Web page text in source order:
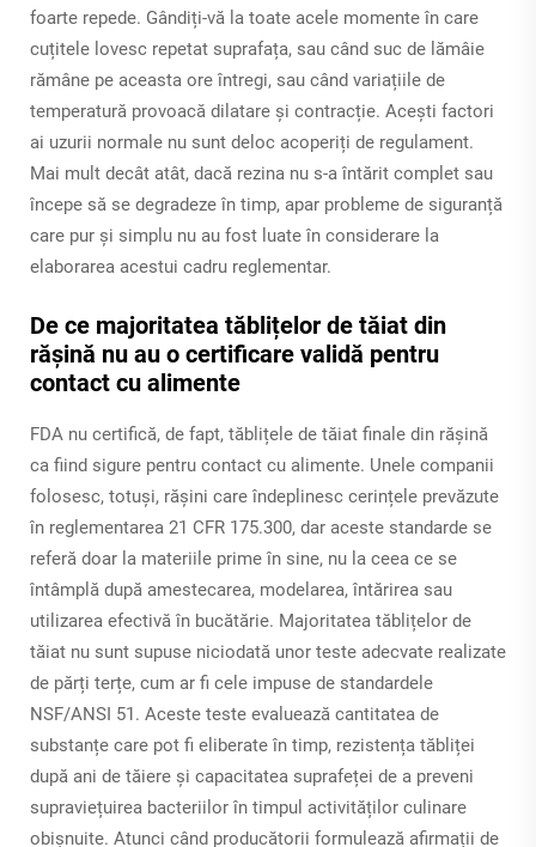
foarte repede. Gândiți-vă la toate acele momente în care
cuțitele lovesc repetat suprafața, sau când suc de lămâie
rămâne pe aceasta ore întregi, sau când variațiile de
temperatură provoacă dilatare și contracție. Acești factori
ai uzurii normale nu sunt deloc acoperiți de regulament.
Mai mult decât atât, dacă rezina nu s-a întărit complet sau
începe să se degradeze în timp, apar probleme de siguranță
care pur și simplu nu au fost luate în considerare la
elaborarea acestui cadru reglementar.
De ce majoritatea tăblițelor de tăiat din
rășină nu au o certificare validă pentru
contact cu alimente
FDA nu certifică, de fapt, tăblițele de tăiat finale din rășină
ca fiind sigure pentru contact cu alimente. Unele companii
folosesc, totuși, rășini care îndeplinesc cerințele prevăzute
în reglementarea 21 CFR 175.300, dar aceste standarde se
referă doar la materiile prime în sine, nu la ceea ce se
întâmplă după amestecarea, modelarea, întărirea sau
utilizarea efectivă în bucătărie. Majoritatea tăblițelor de
tăiat nu sunt supuse niciodată unor teste adecvate realizate
de părți terțe, cum ar fi cele impuse de standardele
NSF/ANSI 51. Aceste teste evaluează cantitatea de
substanțe care pot fi eliberate în timp, rezistența tăbliței
după ani de tăiere și capacitatea suprafeței de a preveni
supraviețuirea bacteriilor în timpul activităților culinare
obișnuite. Atunci când producătorii formulează afirmații de